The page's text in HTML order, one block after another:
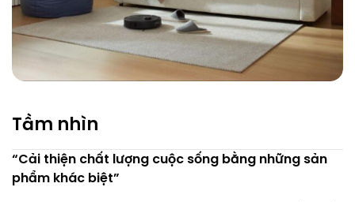
Tầm nhìn
“Cải thiện chất lượng cuộc sống bằng những sản
phẩm khác biệt”